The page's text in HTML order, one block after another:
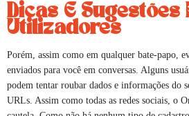
Dicas E Sugestões
Utilizadores
Porém, assim como em qualquer bate-papo,
enviados para você em conversas. Alguns
podem tentar roubar dados e informações do
URLs. Assim como todas as redes sociais, o